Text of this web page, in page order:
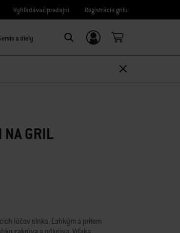
Vyhľadávač predajní Registrácia grilu
a diely Prihláste sa/Zaregistrujte sa
NA GRIL
lúčov slnka. Ľahkým a pritom